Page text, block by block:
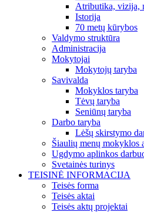
Atributika, vizija,
Istorija
70 metų kūrybos
Valdymo struktūra
Administracija
Mokytojai
Mokytojų taryba
Savivalda
Mokyklos taryba
Tėvų taryba
Seniūnų taryba
Darbo taryba
Lėšų skirstymo
Šiaulių menų mokyklos
Ugdymo aplinkos
Svetainės turinys
TEISINĖ INFORMACIJA
Teisės forma
Teisės aktai
Teisės aktų projektai